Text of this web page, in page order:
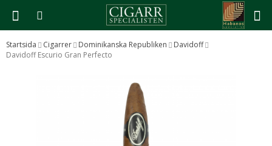
Produkten har blivit tillagd i varukorgen
Startsida Cigarrer Dominikanska Republiken
Davidoff
Davidoff Escurio Gran Perfecto